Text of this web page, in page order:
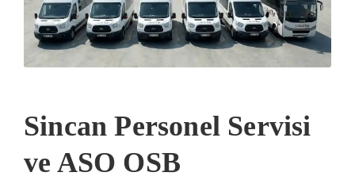
Sincan Personel Servisi
ve ASO OSB